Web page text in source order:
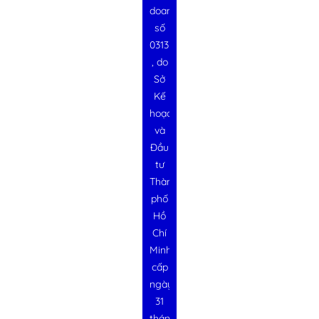
doanh
số
0313728340
, do
Sở
Kế
hoạch
và
Đầu
tư
Thành
phố
Hồ
Chí
Minh
cấp
ngày
31